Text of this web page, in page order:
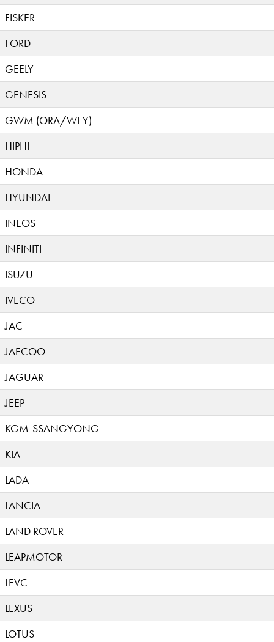
FISKER
FORD
GEELY
GENESIS
GWM (ORA/WEY)
HIPHI
HONDA
HYUNDAI
INEOS
INFINITI
ISUZU
IVECO
JAC
JAECOO
JAGUAR
JEEP
KGM-SSANGYONG
KIA
LADA
LANCIA
LAND ROVER
LEAPMOTOR
LEVC
LEXUS
LOTUS